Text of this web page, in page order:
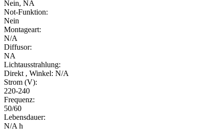
Nein, NA
Not-Funktion:
Nein
Montageart:
N/A
Diffusor:
NA
Lichtausstrahlung:
Direkt , Winkel: N/A
Strom (V):
220-240
Frequenz:
50/60
Lebensdauer:
N/A h